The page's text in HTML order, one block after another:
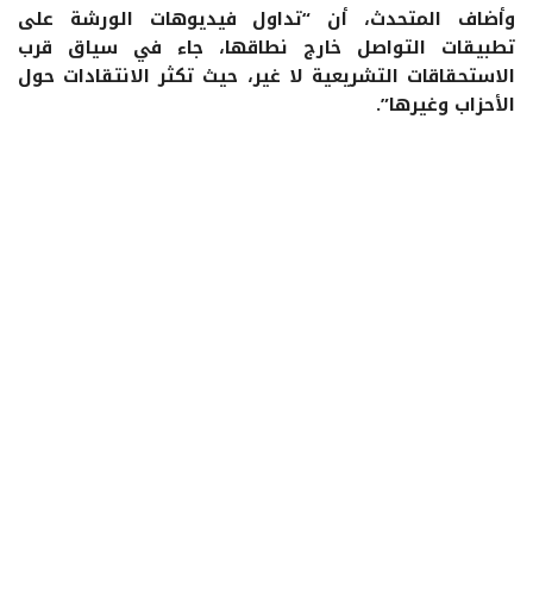
وأضاف المتحدث، أن “تداول فيديوهات الورشة على
تطبيقات التواصل خارج نطاقها، جاء في سياق قرب
الاستحقاقات التشريعية لا غير، حيث تكثر الانتقادات حول
الأحزاب وغيرها”.